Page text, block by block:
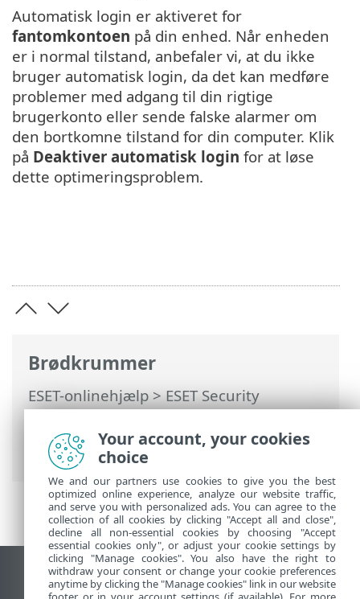
Brødkrummer
ESET-onlinehjælp>ESET Security
Ultimate>Arbejde med ESET Security
Ultimate
>Opsætning>
Sikkerhedsværktøjer
> Anti-Theft
Automatisk login er aktiveret for
fantomkontoen på din enhed. Når enheden
er i normal tilstand, anbefaler vi, at du ikke
bruger automatisk login, da det kan medføre
problemer med adgang til din rigtige
brugerkonto eller sende falske alarmer om
den bortkomne tilstand for din computer. Klik
på Deaktiver automatisk login for at løse
dette optimeringsproblem.
Vis computerwebsted
Your account, your cookies
choice
We and our partners use cookies to give you the best
optimized online experience, analyze our website traffic,
and serve you with personalized ads. You can agree to the
collection of all cookies by clicking "Accept all and close",
decline all non-essential cookies by choosing "Accept
essential cookies only", or adjust your cookie settings by
clicking "Manage cookies". You also have the right to
withdraw your consent or change your cookie preferences
anytime by clicking the "Manage cookies" link in our website